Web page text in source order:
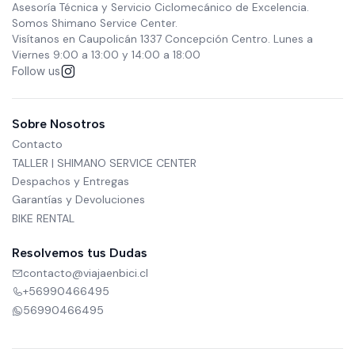
Asesoría Técnica y Servicio Ciclomecánico de Excelencia.
Somos Shimano Service Center.
Visítanos en Caupolicán 1337 Concepción Centro. Lunes a
Viernes 9:00 a 13:00 y 14:00 a 18:00
Follow us
Sobre Nosotros
Contacto
TALLER | SHIMANO SERVICE CENTER
Despachos y Entregas
Garantías y Devoluciones
BIKE RENTAL
Resolvemos tus Dudas
contacto@viajaenbici.cl
+56990466495
56990466495